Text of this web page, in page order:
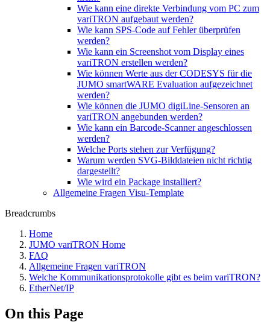
Wie kann eine direkte Verbindung vom PC zum
variTRON aufgebaut werden?
Wie kann SPS-Code auf Fehler überprüfen
werden?
Wie kann ein Screenshot vom Display eines
variTRON erstellen werden?
Wie können Werte aus der CODESYS für die
JUMO smartWARE Evaluation aufgezeichnet
werden?
Wie können die JUMO digiLine-Sensoren an
variTRON angebunden werden?
Wie kann ein Barcode-Scanner angeschlossen
werden?
Welche Ports stehen zur Verfügung?
Warum werden SVG-Bilddateien nicht richtig
dargestellt?
Wie wird ein Package installiert?
Allgemeine Fragen Visu-Template
Breadcrumbs
Home
JUMO variTRON Home
FAQ
Allgemeine Fragen variTRON
Welche Kommunikationsprotokolle gibt es beim variTRON?
EtherNet/IP
On this Page